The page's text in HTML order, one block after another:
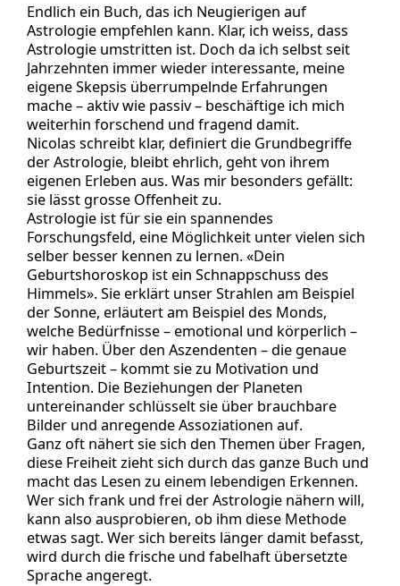
Endlich ein Buch, das ich Neugierigen auf
Astrologie empfehlen kann. Klar, ich weiss, dass
Astrologie umstritten ist. Doch da ich selbst seit
Jahrzehnten immer wieder interessante, meine
eigene Skepsis überrumpelnde Erfahrungen
mache – aktiv wie passiv – beschäftige ich mich
weiterhin forschend und fragend damit.
Nicolas schreibt klar, definiert die Grundbegriffe
der Astrologie, bleibt ehrlich, geht von ihrem
eigenen Erleben aus. Was mir besonders gefällt:
sie lässt grosse Offenheit zu.
Astrologie ist für sie ein spannendes
Forschungsfeld, eine Möglichkeit unter vielen sich
selber besser kennen zu lernen. «Dein
Geburtshoroskop ist ein Schnappschuss des
Himmels». Sie erklärt unser Strahlen am Beispiel
der Sonne, erläutert am Beispiel des Monds,
welche Bedürfnisse – emotional und körperlich –
wir haben. Über den Aszendenten – die genaue
Geburtszeit – kommt sie zu Motivation und
Intention. Die Beziehungen der Planeten
untereinander schlüsselt sie über brauchbare
Bilder und anregende Assoziationen auf.
Ganz oft nähert sie sich den Themen über Fragen,
diese Freiheit zieht sich durch das ganze Buch und
macht das Lesen zu einem lebendigen Erkennen.
Wer sich frank und frei der Astrologie nähern will,
kann also ausprobieren, ob ihm diese Methode
etwas sagt. Wer sich bereits länger damit befasst,
wird durch die frische und fabelhaft übersetzte
Sprache angeregt.